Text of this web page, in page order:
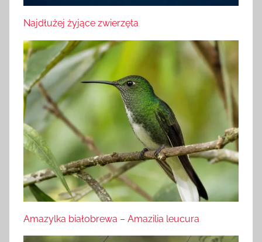
Najdłużej żyjące zwierzęta
Amazylka białobrewa – Amazilia leucura